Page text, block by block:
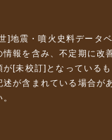
]地震・噴火史料データ
報を含み、不定期に改
[未校訂]となっている
が含まれている場合が